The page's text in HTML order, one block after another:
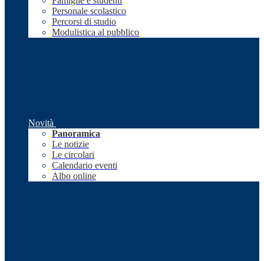
Personale scolastico
Percorsi di studio
Modulistica al pubblico
Novità
Panoramica
Le notizie
Le circolari
Calendario eventi
Albo online